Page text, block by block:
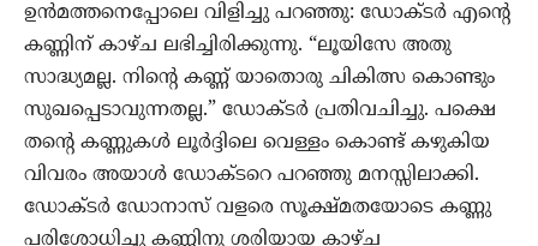
ഉന്‍മത്തനെപ്പോലെ വിളിച്ചു പറഞ്ഞു: ഡോക്ടര്‍ എന്‍റെ
കണ്ണിന് കാഴ്ച ലഭിച്ചിരിക്കുന്നു. “ലൂയിസേ അതു
സാദ്ധ്യമല്ല. നിന്‍റെ കണ്ണ്‍ യാതൊരു ചികിത്സ കൊണ്ടും
സുഖപ്പെടാവുന്നതല്ല.” ഡോക്ടര്‍ പ്രതിവചിച്ചു. പക്ഷെ
തന്‍റെ കണ്ണുകള്‍ ലൂര്‍ദ്ദിലെ വെള്ളം കൊണ്ട് കഴുകിയ
വിവരം അയാള്‍ ഡോക്ടറെ പറഞ്ഞു മനസ്സിലാക്കി.
ഡോക്ടര്‍ ഡോനാസ് വളരെ സൂക്ഷ്മതയോടെ കണ്ണു
പരിശോധിച്ചു കണ്ണിനു ശരിയായ കാഴ്ച